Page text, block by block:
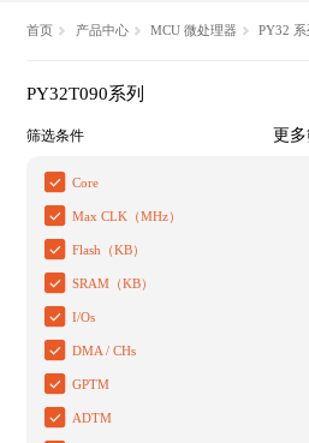
首页 产品中心 MCU 微处理器 PY32 系
PY32T090系列
筛选条件 更
Core
Max CLK（MHz）
Flash（KB）
SRAM（KB）
I/Os
DMA / CHs
GPTM
ADTM